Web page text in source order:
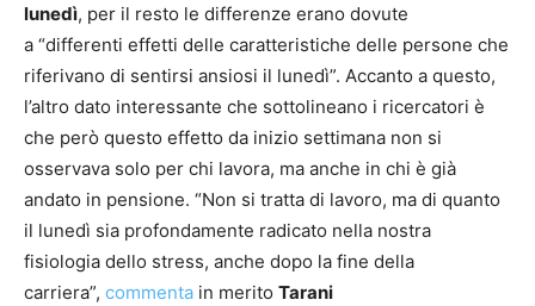
lunedì, per il resto le differenze erano dovute
a “differenti effetti delle caratteristiche delle persone che
riferivano di sentirsi ansiosi il lunedì”. Accanto a questo,
l’altro dato interessante che sottolineano i ricercatori è
che però questo effetto da inizio settimana non si
osservava solo per chi lavora, ma anche in chi è già
andato in pensione. “Non si tratta di lavoro, ma di quanto
il lunedì sia profondamente radicato nella nostra
fisiologia dello stress, anche dopo la fine della
carriera”, commenta in merito Tarani